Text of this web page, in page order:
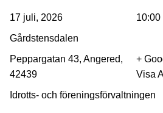
17 juli, 2026
10:00
Gårdstensdalen
Peppargatan 43, Angered,
42439
+
Idrotts- och föreningsförvaltningen
Visa